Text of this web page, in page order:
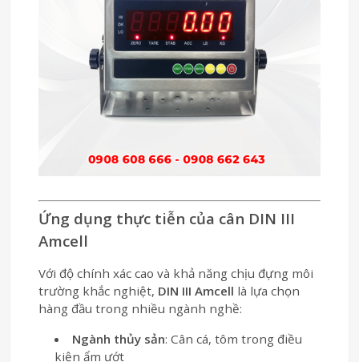
Ứng dụng thực tiễn của cân DIN III
Amcell
Với độ chính xác cao và khả năng chịu đựng môi
trường khắc nghiệt, DIN III Amcell là lựa chọn
hàng đầu trong nhiều ngành nghề:
Ngành thủy sản: Cân cá, tôm trong điều
kiện ẩm ướt